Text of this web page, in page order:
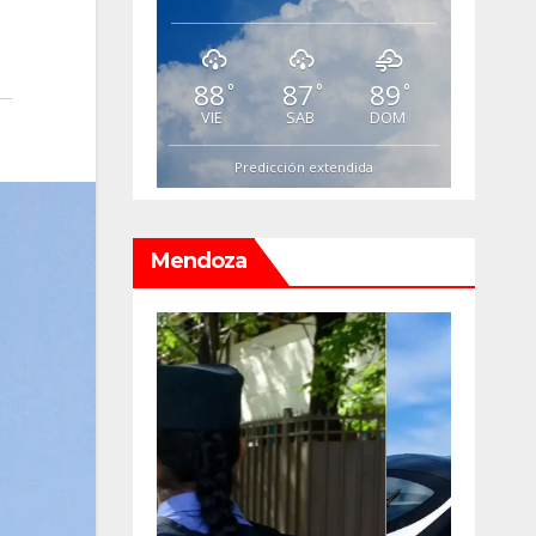
88°
VIE
87 °
SAB
89 °
DOM
Predicción extendida
Mendoza